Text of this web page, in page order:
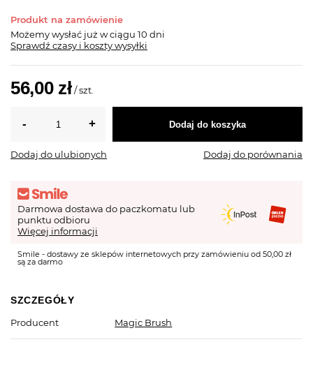
Produkt na zamówienie
Możemy wysłać już w ciągu 10 dni
Sprawdź czasy i koszty wysyłki
56,00 zł /szt.
Dodaj do koszyka
Dodaj do ulubionych Dodaj do porównania
Darmowa dostawa do paczkomatu lub
punktu odbioru
Więcej informacji
Smile - dostawy ze sklepów internetowych przy zamówieniu od 50,00 zł
są za darmo
SZCZEGÓŁY
Producent
Magic Brush